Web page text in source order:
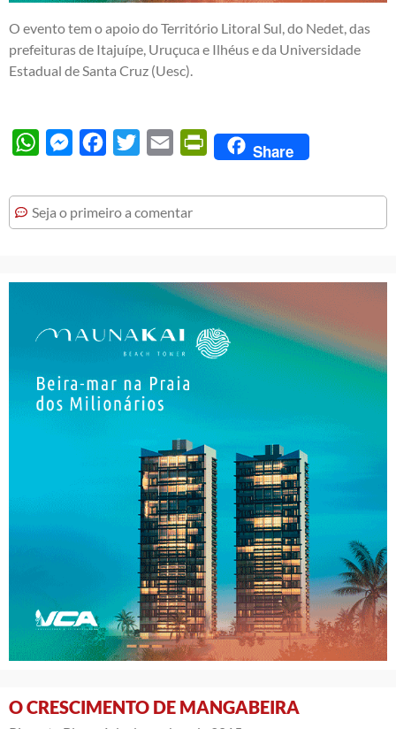
O evento tem o apoio do Território Litoral Sul, do Nedet, das
prefeituras de Itajuípe, Uruçuca e Ilhéus e da Universidade
Estadual de Santa Cruz (Uesc).
WhatsAppMessengerFacebook
Twitter Email PrintFriendly
Share
Seja o primeiro a comentar
O CRESCIMENTO DE MANGABEIRA